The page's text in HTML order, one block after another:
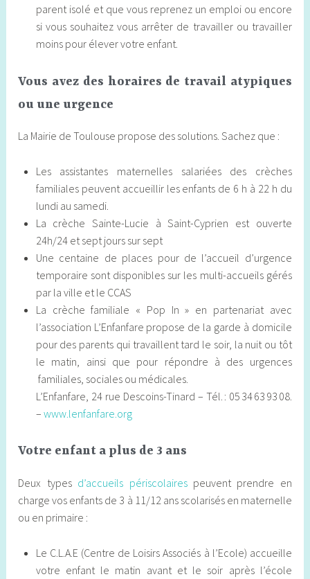
parent isolé et que vous reprenez un emploi ou encore
si vous souhaitez vous arrêter de travailler ou travailler
moins pour élever votre enfant.
Vous avez des horaires de travail atypiques
ou une urgence
La Mairie de Toulouse propose des solutions. Sachez que :
Les assistantes maternelles salariées des crèches
familiales peuvent accueillir les enfants de 6 h à 22 h du
lundi au samedi.
La crèche Sainte-Lucie à Saint-Cyprien est ouverte
24h/24 et sept jours sur sept
Une centaine de places pour de l’accueil d’urgence
temporaire sont disponibles sur les multi-accueils gérés
par la ville et le CCAS
La crèche familiale « Pop In » en partenariat avec
l’association L’Enfanfare propose de la garde à domicile
pour des parents qui travaillent tard le soir, la nuit ou tôt
le matin, ainsi que pour répondre à des urgences
familiales, sociales ou médicales.
L’Enfanfare, 24 rue Descoins-Tinard – Tél. : 05 34 63 93 08.
– www.lenfanfare.org
Votre enfant a plus de 3 ans
Deux types d’accueils périscolairespeuvent prendre en
charge vos enfants de 3 à 11/12 ans scolarisés en maternelle
ou en primaire :
Le C.L.A.E (Centre de Loisirs Associés à l’Ecole) accueille
votre enfant le matin avant et le soir après l’école